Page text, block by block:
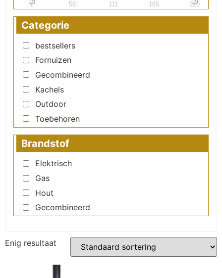
1 56 111 165 220
Categorie
bestsellers
Fornuizen
Gecombineerd
Kachels
Outdoor
Toebehoren
Brandstof
Elektrisch
Gas
Hout
Gecombineerd
Enig resultaat